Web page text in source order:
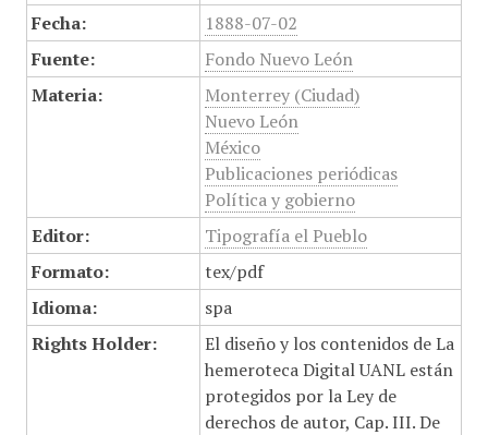
Fecha:
1888-07-02
Fuente:
Fondo Nuevo León
Materia:
Monterrey (Ciudad)
Nuevo León
México
Publicaciones periódicas
Política y gobierno
Editor:
Tipografía el Pueblo
Formato:
tex/pdf
Idioma:
spa
Rights Holder:
El diseño y los contenidos de La
hemeroteca Digital UANL están
protegidos por la Ley de
derechos de autor, Cap. III. De